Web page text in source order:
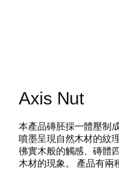
Axis Nut
本產品磚胚採一體壓制
噴墨呈現自然木材的紋
彿實木般的觸感、磚體
木材的現象。 產品有兩